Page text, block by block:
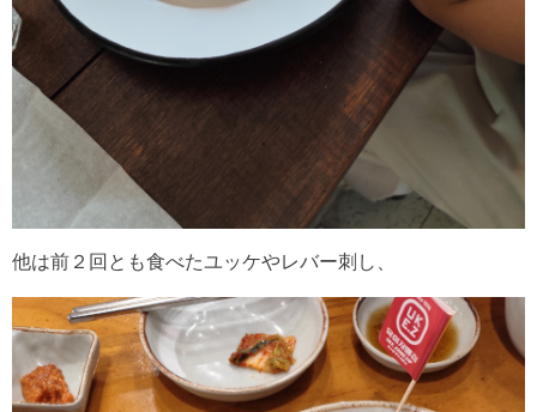
他は前２回とも食べたユッケやレバー刺し、